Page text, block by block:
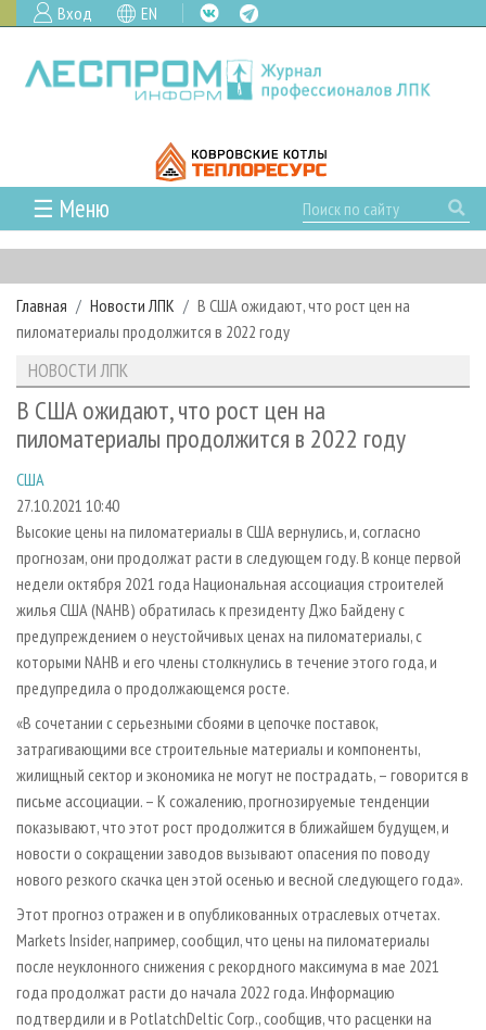
Вход EN
☰ Меню
ГЛАВНАЯ
РУБРИКИ И ТЕМЫ
РУБРИКИ ЖУРНАЛА
ЛЕСОЗАГОТОВКА
ЛЕСОПИЛЕНИЕ
СУШКА ДРЕВЕСИНЫ
ПРОИЗВОДСТВО ДРЕВЕСНЫХ ПЛИТ
ДЕРЕВЯННОЕ ДОМОСТРОЕНИЕ
ПРОИЗВОДСТВО МЕБЕЛИ
БИОЭНЕРГЕТИКА
ЦБП
ИНСТРУМЕНТ И МАТЕРИАЛЫ
НОВОСТИ
НОВОСТИ ЛПК
НОВОСТИ ЖУРНАЛА
ПРОЕКТЫ ЛПИ
АНАЛИТИКА
ПРЕДПРИЯТИЯ ЛПК
ПЕРСОНЫ
МОБИЛЬНЫЕ ВЫСТАВКИ
ОФИЦИАЛЬНЫЕ ДЕЛЕГАЦИИ
ПРИОРИТЕТНЫЕ ИНВЕСТПРОЕКТЫ
RUSSIAN FORESTRY REVIEW
ГАЗЕТА ЛЕСПРОМФОРУМ
БИБЛИОТЕКА СПЕЦИАЛИСТА
АРХИВ
АРХИВ ЖУРНАЛОВ
О ЖУРНАЛЕ
КОНТАКТЫ
РЕКЛАМОДАТЕЛЯМ
РЕКЛАМА
РЕКЛАМА НА САЙТЕ
Главная Новости ЛПК
В США ожидают, что рост цен на
пиломатериалы продолжится в 2022 году
НОВОСТИ ЛПК
В США ожидают, что рост цен на
пиломатериалы продолжится в 2022 году
США
27.10.2021 10:40
Высокие цены на пиломатериалы в США вернулись, и, согласно
прогнозам, они продолжат расти в следующем году. В конце первой
недели октября 2021 года Национальная ассоциация строителей
жилья США (NAHB) обратилась к президенту Джо Байдену с
предупреждением о неустойчивых ценах на пиломатериалы, с
которыми NAHB и его члены столкнулись в течение этого года, и
предупредила о продолжающемся росте.
«В сочетании с серьезными сбоями в цепочке поставок,
затрагивающими все строительные материалы и компоненты,
жилищный сектор и экономика не могут не пострадать, – говорится в
письме ассоциации. – К сожалению, прогнозируемые тенденции
показывают, что этот рост продолжится в ближайшем будущем, и
новости о сокращении заводов вызывают опасения по поводу
нового резкого скачка цен этой осенью и весной следующего года».
Этот прогноз отражен и в опубликованных отраслевых отчетах.
Markets Insider, например, сообщил, что цены на пиломатериалы
после неуклонного снижения с рекордного максимума в мае 2021
года продолжат расти до начала 2022 года. Информацию
подтвердили и в PotlatchDeltic Corp., сообщив, что расценки на